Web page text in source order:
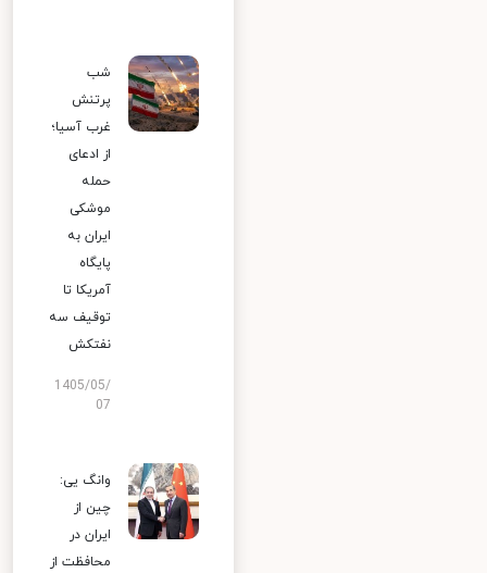
شب
پرتنش
غرب آسیا؛
از ادعای
حمله
موشکی
ایران به
پایگاه
آمریکا تا
توقیف سه
نفتکش
1405/05/
07
وانگ یی:
چین از
ایران در
محافظت از